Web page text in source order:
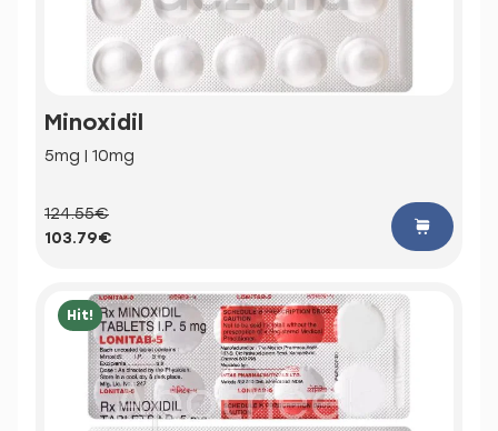
Minoxidil
5mg | 10mg
124.55€
103.79€
Hit!